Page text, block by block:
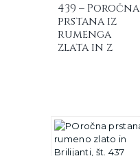
439 – Poročna
prstana iz
rumenga
zlata in z